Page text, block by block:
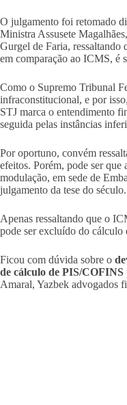
O julgamento foi retomado
Ministra Assusete
Gurgel de Faria, ressaltando
em comparação ao ICMS, é
Como o Supremo Tribunal
infraconstitucional, e por
STJ marca o entendimento
seguida pelas instâncias
Por oportuno, convém
efeitos. Porém, pode ser que
modulação, em sede de
julgamento da tese do século.
Apenas ressaltando que o
pode ser excluído do
Ficou com dúvida sobre o
de cálculo de PIS/
Amaral, Yazbek advogados